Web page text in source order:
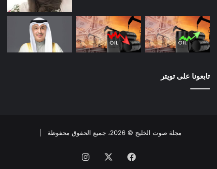
تابعونا على تويتر
مجلة صوت الخليج © 2026، جميع الحقوق محفوظة |
فيسبوك انستقرام